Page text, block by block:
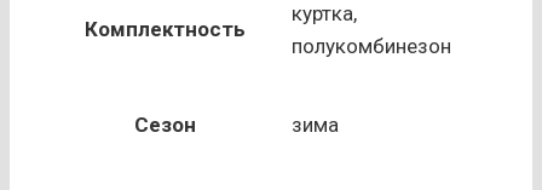
Комплектность
куртка,
полукомбинезон
Сезон зима